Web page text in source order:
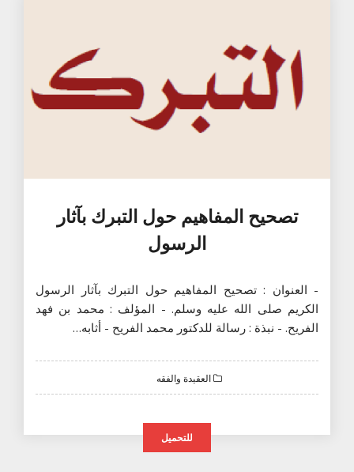
تصحيح المفاهيم حول التبرك بآثار
الرسول
- العنوان : تصحيح المفاهيم حول التبرك بآثار الرسول
الكريم صلى الله عليه وسلم. - المؤلف : محمد بن فهد
الفريح. - نبذة : رسالة للدكتور محمد الفريح - أثابه…
العقيدة والفقه
للتحميل